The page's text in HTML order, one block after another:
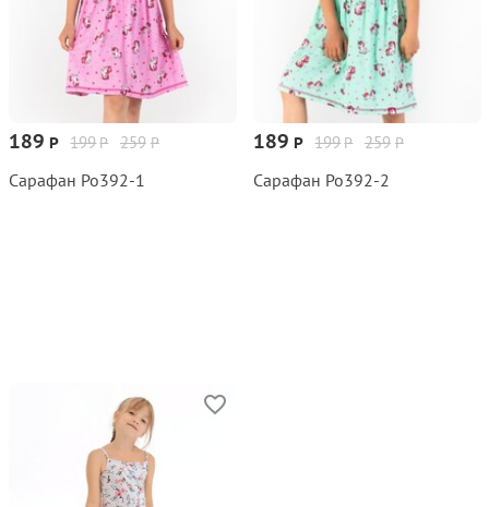
259 Р
199Р
189 Р
Сарафан Ро392‑1
259 Р
199Р
189 Р
Сарафан Ро392‑2